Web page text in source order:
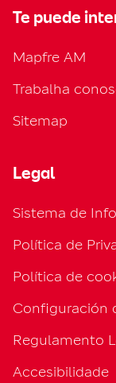
Te puede
Mapfre AM
Trabalha
Sitemap
Legal
Sistema de
Política de
Política de
Configuración
Regulamento
Accesibilidade